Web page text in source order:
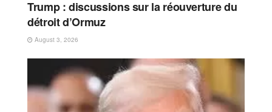
Trump : discussions sur la réouverture du
détroit d’Ormuz
August 3, 2026